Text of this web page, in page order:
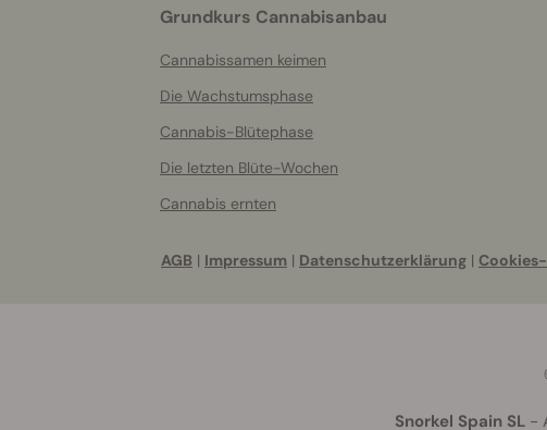
Grundkurs Cannabisanbau
Cannabissamen keimen
Die Wachstumsphase
Cannabis-Blütephase
Die letzten Blüte-Wochen
Cannabis ernten
AGB | Impressum | Datenschutzerklärung |
Snorkel Spain SL -